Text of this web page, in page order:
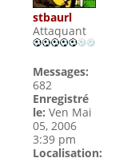
stbaurl
Attaquant
Messages:
682
Enregistré
le: Ven Mai
05, 2006
3:39 pm
Localisation: